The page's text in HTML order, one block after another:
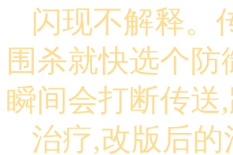
闪现不解释。
围杀就快选个
瞬间会打断传送
治疗,改版后